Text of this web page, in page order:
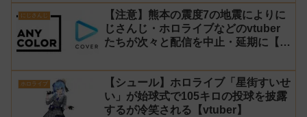
にじさんじ
【注意】熊本の震度7の地震によりに
じさんじ・ホロライブなどのvtuber
たちが次々と配信を中止・延期に【不
ホロライブ
【シュール】ホロライブ「星街すいせ
い」が始球式で105キロの投球を披露
するが冷笑される【vtuber】